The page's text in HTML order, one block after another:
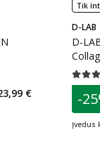
nuolaida:
€
Tik
D-LAB
D-
-
Įvedus